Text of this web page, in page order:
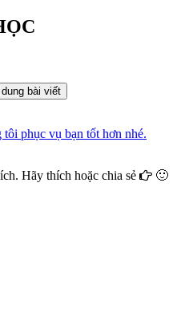
bài viết
tôi phục vụ bạn tốt hơn nhé.
Hãy thích hoặc chia sẻ
🙂